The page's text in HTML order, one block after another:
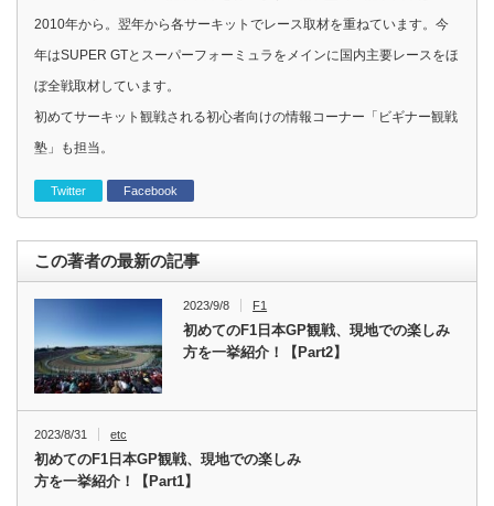
2010年から。翌年から各サーキットでレース取材を重ねています。今
年はSUPER GTとスーパーフォーミュラをメインに国内主要レースをほ
ぼ全戦取材しています。
初めてサーキット観戦される初心者向けの情報コーナー「ビギナー観戦
塾」も担当。
Twitter Facebook
この著者の最新の記事
2023/9/8 F1
初めてのF1日本GP観戦、現地での楽しみ
方を一挙紹介！【Part2】
2023/8/31 etc
初めてのF1日本GP観戦、現地での楽しみ
方を一挙紹介！【Part1】